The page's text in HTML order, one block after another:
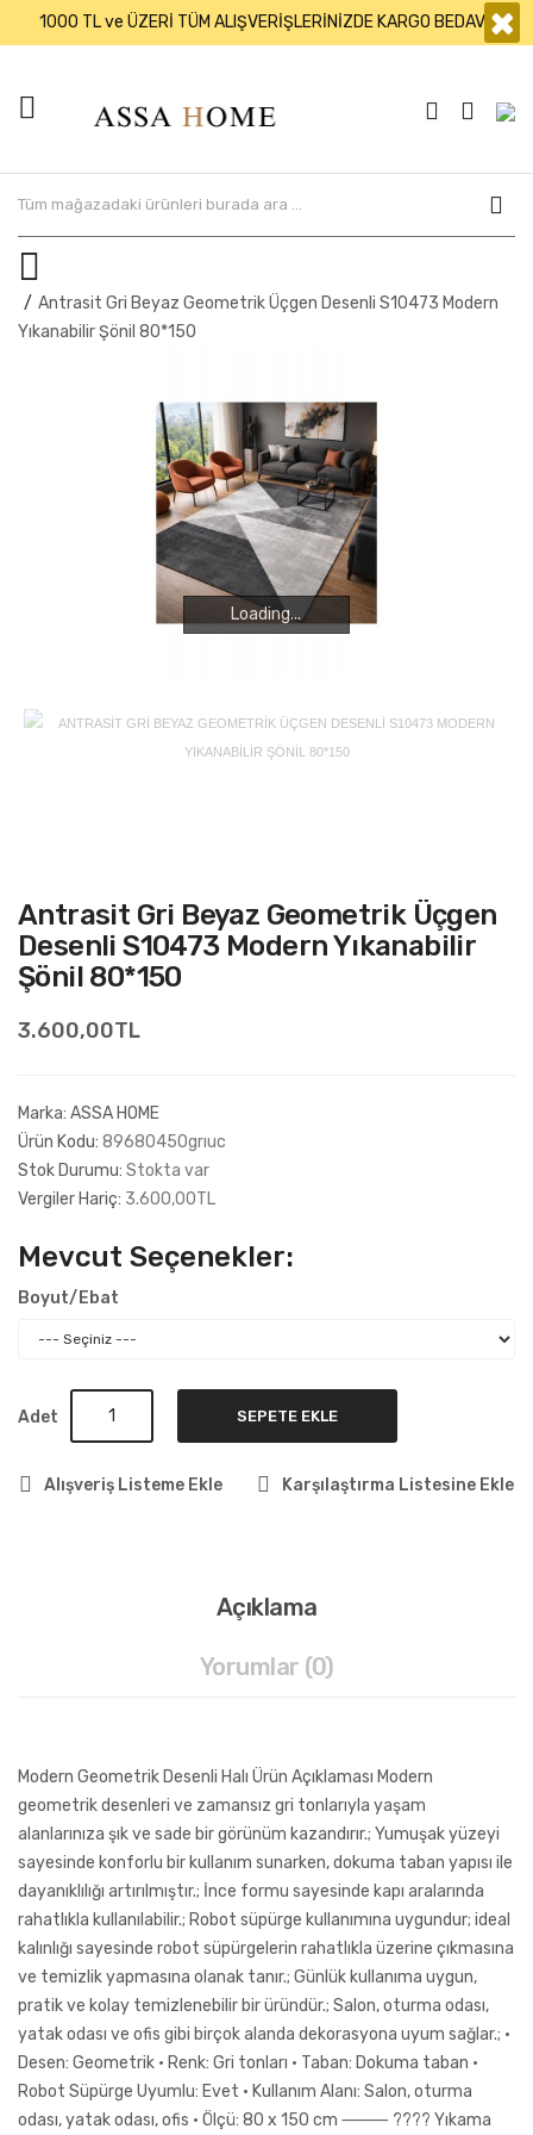
1000 TL ve ÜZERİ TÜM ALIŞVERİŞLERİNİZDE KARGO BEDAVA×
Antrasit Gri Beyaz Geometrik Üçgen Desenli S10473 Modern
Yıkanabilir Şönil 80*150
Loading...
Loading...
Antrasit Gri Beyaz Geometrik Üçgen
Desenli S10473 Modern Yıkanabilir
Şönil 80*150
3.600,00TL
Marka: ASSA HOME
Ürün Kodu: 89680450grıuc
Stok Durumu: Stokta var
Vergiler Hariç: 3.600,00TL
Mevcut Seçenekler:
Boyut/Ebat
Adet SEPETE EKLE
Alışveriş Listeme Ekle Karşılaştırma Listesine Ekle
Açıklama
Yorumlar (0)
Modern Geometrik Desenli Halı Ürün Açıklaması Modern
geometrik desenleri ve zamansız gri tonlarıyla yaşam
alanlarınıza şık ve sade bir görünüm kazandırır.; Yumuşak yüzeyi
sayesinde konforlu bir kullanım sunarken, dokuma taban yapısı ile
dayanıklılığı artırılmıştır.; İnce formu sayesinde kapı aralarında
rahatlıkla kullanılabilir.; Robot süpürge kullanımına uygundur; ideal
kalınlığı sayesinde robot süpürgelerin rahatlıkla üzerine çıkmasına
ve temizlik yapmasına olanak tanır.; Günlük kullanıma uygun,
pratik ve kolay temizlenebilir bir üründür.; Salon, oturma odası,
yatak odası ve ofis gibi birçok alanda dekorasyona uyum sağlar.; •
Desen: Geometrik • Renk: Gri tonları • Taban: Dokuma taban •
Robot Süpürge Uyumlu: Evet • Kullanım Alanı: Salon, oturma
odası, yatak odası, ofis • Ölçü: 80 x 150 cm ⸻ ???? Yıkama